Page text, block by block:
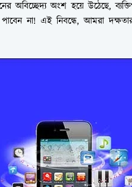
অবিচ্ছেদ্য অংশ হয়ে উঠেছে,
না! এই নিবন্ধে, আমরা